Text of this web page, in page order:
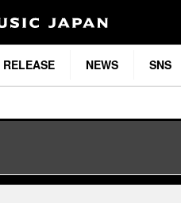
RELEASE NEWS SNS